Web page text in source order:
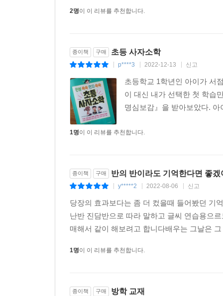
2명이 이 리뷰를 추천합니다.
종이책 구매 초등 사자소학
p****3 2022-12-13 신고
초등학교 1학년인 아이가 서
이 대신 내가 선택한 첫 학습
명심보감』을 받아보았다.
1명이 이 리뷰를 추천합니다.
종이책 구매 반의 반이라도 기억한다면 좋겠
y*****2 2022-08-06 신고
당장의 효과보다는 좀 더 컸을때 들어봤던 기
난반 진담반으로 따라 말하고 글씨 연습용으
매해서 같이 해보려고 합니다배우는 그날은
1명이 이 리뷰를 추천합니다.
종이책 구매 방학 교재